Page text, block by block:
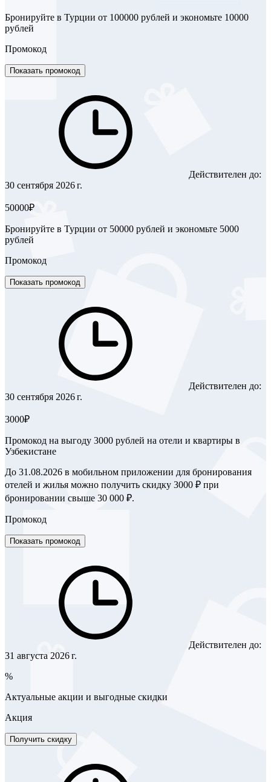
Бронируйте в Турции от 100000 рублей и экономьте 10000
рублей
Промокод
Показать промокод
Действителен до:
30 сентября 2026 г.
50000₽
Бронируйте в Турции от 50000 рублей и экономьте 5000
рублей
Промокод
Показать промокод
Действителен до:
30 сентября 2026 г.
3000₽
Промокод на выгоду 3000 рублей на отели и квартиры в
Узбекистане
До 31.08.2026 в мобильном приложении для бронирования
отелей и жилья можно получить скидку 3000 ₽ при
бронировании свыше 30 000 ₽.
Промокод
Показать промокод
Действителен до:
31 августа 2026 г.
%
Актуальные акции и выгодные скидки
Акция
Получить скидку